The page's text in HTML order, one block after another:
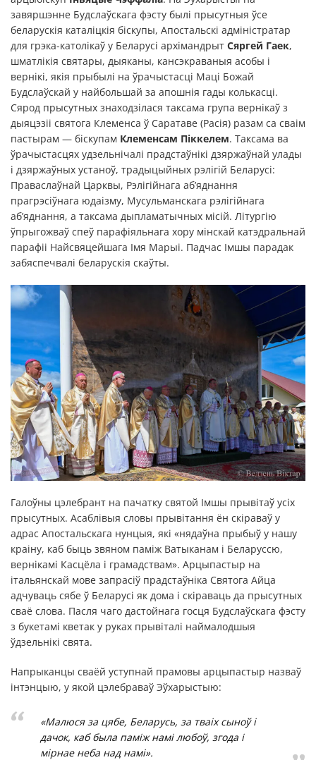
завяршэнне Будслаўскага фэсту былі прысутныя ўсе
беларускія каталіцкія біскупы, Апостальскі адміністратар
для грэка-католікаў у Беларусі архімандрыт Сяргей Гаек,
шматлікія святары, дыяканы, кансэкраваныя асобы і
вернікі, якія прыбылі на ўрачыстасці Маці Божай
Будслаўскай у найбольшай за апошнія гады колькасці.
Сярод прысутных знаходзілася таксама група вернікаў з
дыяцэзіі святога Клеменса ў Саратаве (Расія) разам са сваім
пастырам — біскупам Клеменсам Піккелем. Таксама ва
ўрачыстасцях удзельнічалі прадстаўнікі дзяржаўнай улады
і дзяржаўных устаноў, традыцыйных рэлігій Беларусі:
Праваслаўнай Царквы, Рэлігійнага аб’яднання
прагрэсіўнага юдаізму, Мусульманскага рэлігійнага
аб’яднання, а таксама дыпламатычных місій. Літургію
ўпрыгожваў спеў парафіяльнага хору мінскай катэдральнай
парафіі Найсвяцейшага Імя Марыі. Падчас Імшы парадак
забяспечвалі беларускія скаўты.
Галоўны цэлебрант на пачатку святой Імшы прывітаў усіх
прысутных. Асаблівыя словы прывітання ён скіраваў у
адрас Апостальскага нунцыя, які «нядаўна прыбыў у нашу
краіну, каб быць звяном паміж Ватыканам і Беларуссю,
вернікамі Касцёла і грамадствам». Арцыпастыр на
італьянскай мове запрасіў прадстаўніка Святога Айца
адчуваць сябе ў Беларусі як дома і скіраваць да прысутных
сваё слова. Пасля чаго дастойнага госця Будслаўскага фэсту
з букетамі кветак у руках прывіталі наймалодшыя
ўдзельнікі свята.
Напрыканцы сваёй уступнай прамовы арцыпастыр назваў
інтэнцыю, у якой цэлебраваў Эўхарыстыю:
«Малюся за цябе, Беларусь, за тваіх сыноў і
дачок, каб была паміж намі любоў, згода і
мірнае неба над намі».